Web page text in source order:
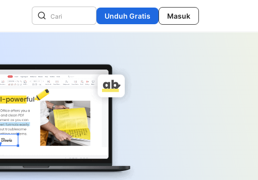
Unduh Gratis Masuk